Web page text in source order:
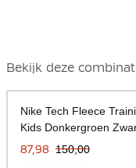
Bekijk deze
Nike Tech Fleece
Kids Donkergroen
87,98 150,00